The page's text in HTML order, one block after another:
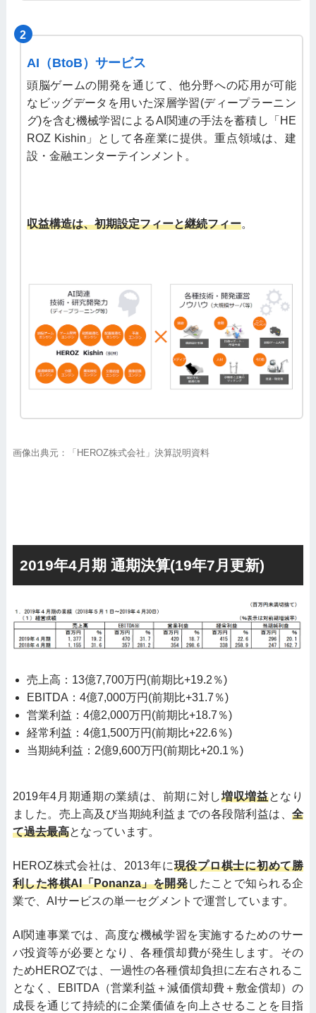
2
AI（BtoB）サービス
頭脳ゲームの開発を通じて、他分野への応用が可能
なビッグデータを用いた深層学習(ディープラーニン
グ)を含む機械学習によるAI関連の手法を蓄積し「HE
ROZ Kishin」として各産業に提供。重点領域は、建
設・金融エンターテインメント。
収益構造は、初期設定フィーと継続フィー。
画像出典元：「HEROZ株式会社」決算説明資料
2019年4月期 通期決算(19年7月更新)
売上高：13億7,700万円(前期比+19.2％)
EBITDA：4億7,000万円(前期比+31.7％)
営業利益：4億2,000万円(前期比+18.7％)
経常利益：4億1,500万円(前期比+22.6％)
当期純利益：2億9,600万円(前期比+20.1％)
2019年4月期通期の業績は、前期に対し増収増益となり
ました。売上高及び当期純利益までの各段階利益は、全
て過去最高となっています。
HEROZ株式会社は、2013年に現役プロ棋士に初めて勝
利した将棋AI「Ponanza」を開発したことで知られる企
業で、AIサービスの単一セグメントで運営しています。
AI関連事業では、高度な機械学習を実施するためのサー
バ投資等が必要となり、各種償却費が発生します。その
ためHEROZでは、一過性の各種償却負担に左右されるこ
となく、EBITDA（営業利益＋減価償却費＋敷金償却）の
成長を通じて持続的に企業価値を向上させることを目指